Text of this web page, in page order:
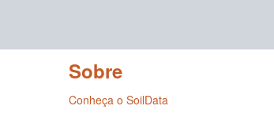
Sobre
Conheça o SoilData